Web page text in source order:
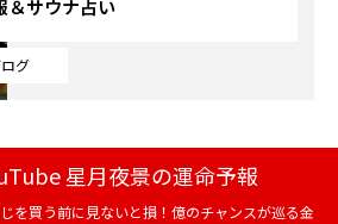
グ
＆サウナ占い
星月夜景の運命予報
を買う前に見ないと損！億のチャンスが巡る金